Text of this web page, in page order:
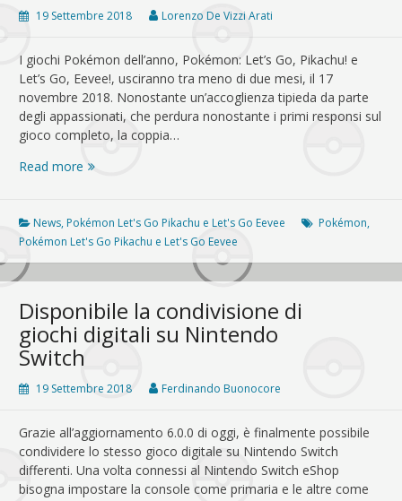
19 Settembre 2018 Lorenzo De Vizzi Arati
I giochi Pokémon dell’anno, Pokémon: Let’s Go, Pikachu! e
Let’s Go, Eevee!, usciranno tra meno di due mesi, il 17
novembre 2018. Nonostante un’accoglienza tipieda da parte
degli appassionati, che perdura nonostante i primi responsi sul
gioco completo, la coppia…
Read more Pokémon:
Pikachu!
e
Let’s
Go,
ecco
il
trailer
gli
leggendari
e
il
GO
News, Pokémon Let's Go Pikachu e Let's Go Eevee Pokémon,
Pokémon Let's Go Pikachu e Let's Go Eevee
Disponibile la condivisione di
giochi digitali su Nintendo
Switch
19 Settembre 2018 Ferdinando Buonocore
Grazie all’aggiornamento 6.0.0 di oggi, è finalmente possibile
condividere lo stesso gioco digitale su Nintendo Switch
differenti. Una volta connessi al Nintendo Switch eShop
bisogna impostare la console come primaria e le altre come